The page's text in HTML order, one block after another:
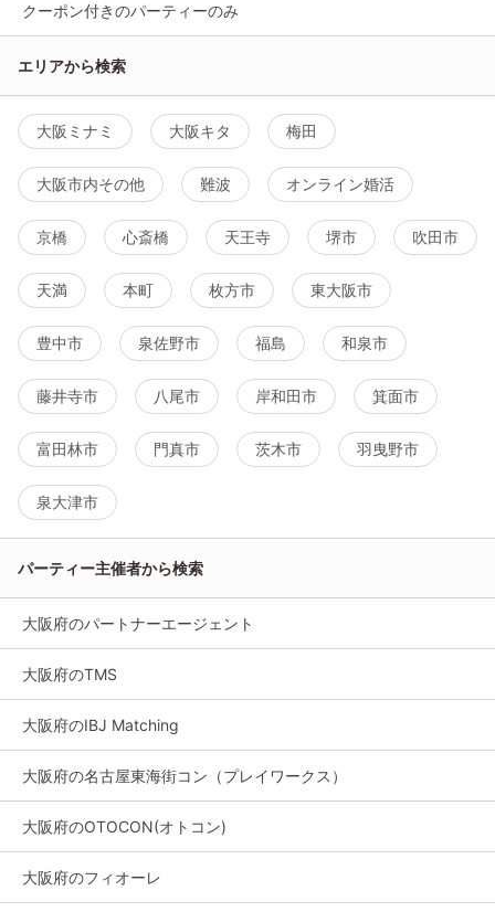
クーポン付きのパーティーのみ
エリアから検索
大阪ミナミ 大阪キタ 梅田
大阪市内その他 難波 オンライン婚活
京橋 心斎橋 天王寺 堺市 吹田市
天満 本町 枚方市 東大阪市
豊中市 泉佐野市 福島 和泉市
藤井寺市 八尾市 岸和田市 箕面市
富田林市 門真市 茨木市 羽曳野市
泉大津市
パーティー主催者から検索
大阪府のパートナーエージェント
大阪府のTMS
大阪府のIBJ Matching
大阪府の名古屋東海街コン（プレイワークス）
大阪府のOTOCON(オトコン)
大阪府のフィオーレ